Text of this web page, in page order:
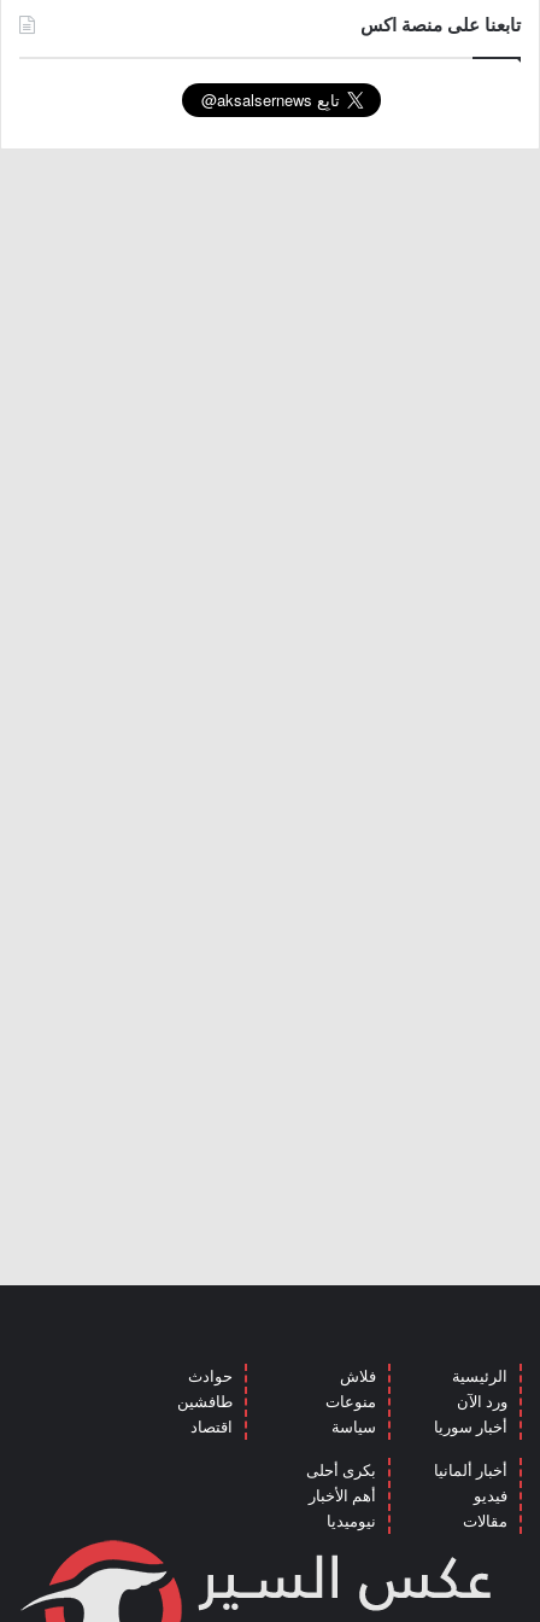
تابعنا على منصة اكس
الرئيسية
ورد الآن
أخبار سوريا
فلاش
منوعات
سياسة
حوادث
طافشين
اقتصاد
أخبار ألمانيا
فيديو
مقالات
بكرى أحلى
أهم الأخبار
نيوميديا